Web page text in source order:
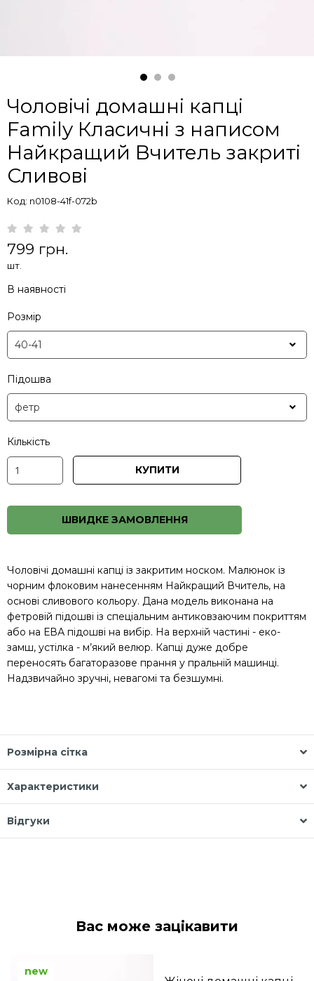
Чоловічі домашні капці
Family Класичні з написом
Найкращий Вчитель закриті
Сливові
Код: n0108-41f-072b
799 грн.
шт.
В наявності
Розмір
Підошва
Кількість
КУПИТИ
ШВИДКЕ ЗАМОВЛЕННЯ
Чоловічі домашні капці із закритим носком. Малюнок із
чорним флоковим нанесенням Найкращий Вчитель, на
основі сливового кольору. Дана модель виконана на
фетровій підошві із спеціальним антиковзаючим покриттям
або на ЕВА підошві на вибір. На верхній частині - еко-
замш, устілка - м’який велюр. Капці дуже добре
переносять багаторазове прання у пральній машинці.
Надзвичайно зручні, невагомі та безшумні.
Розмірна сітка
Характеристики
Відгуки
Вас може зацікавити
new